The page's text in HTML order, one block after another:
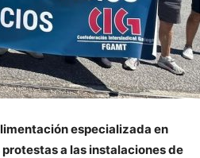
especializada en
a las instalaciones de